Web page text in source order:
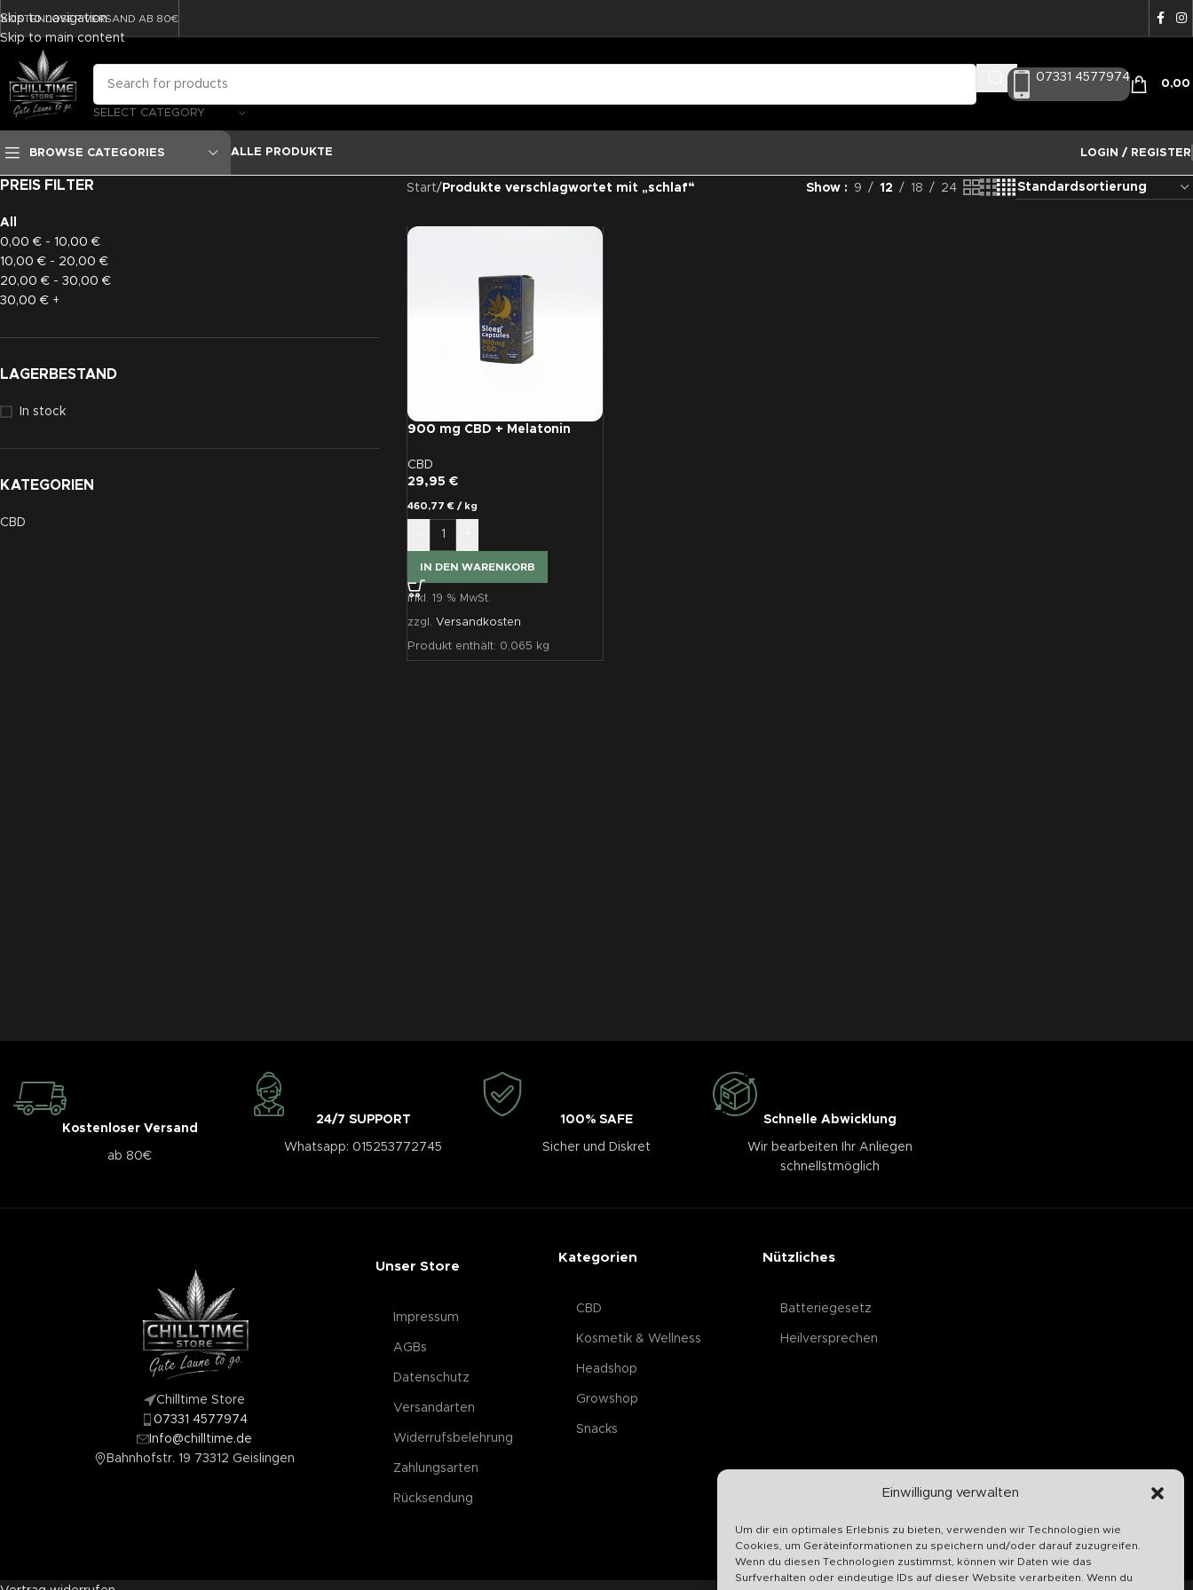
Einwilligung verwalten
Um dir ein optimales Erlebnis zu bieten, verwenden wir Technologien wie
Cookies, um Geräteinformationen zu speichern und/oder darauf zuzugreifen.
Wenn du diesen Technologien zustimmst, können wir Daten wie das
Surfverhalten oder eindeutige IDs auf dieser Website verarbeiten. Wenn du
Skip to navigation
Skip to main content
KOSTENLOSER VERSAND AB 80€
SELECT CATEGORY
07331 4577974
0,00
BROWSE CATEGORIES ALLE PRODUKTE LOGIN / REGISTER
PREIS FILTER
All
0,00 € - 10,00 €
10,00 € - 20,00 €
20,00 € - 30,00 €
30,00 € +
LAGERBESTAND
In stock
KATEGORIEN
CBD
Start/ Produkte verschlagwortet mit „schlaf“ Show 9 12 18 24
900 mg CBD + Melatonin
30 Stück
CBD
29,95 €
460,77€ / kg
IN DEN WARENKORB
inkl. 19 % MwSt.
zzgl. Versandkosten
Produkt enthält: 0,065 kg
Kostenloser Versand
ab 80€
24/7 SUPPORT
Whatsapp: 015253772745
100% SAFE
Sicher und Diskret
Schnelle Abwicklung
Wir bearbeiten Ihr Anliegen
schnellstmöglich
Chilltime Store
07331 4577974
Info@chilltime.de
Bahnhofstr. 19 73312 Geislingen
Unser Store
Impressum
AGBs
Datenschutz
Versandarten
Widerrufsbelehrung
Zahlungsarten
Rücksendung
Kategorien
CBD
Kosmetik & Wellness
Headshop
Growshop
Snacks
Nützliches
Batteriegesetz
Heilversprechen